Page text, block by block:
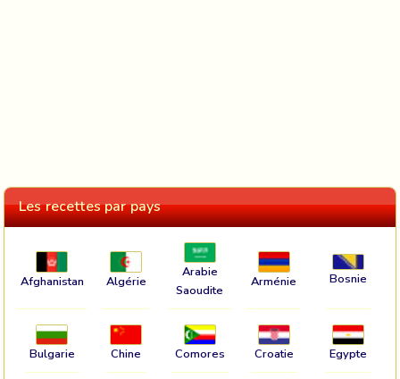
Les recettes par pays
Afghanistan Algérie
Arabie
Saoudite
Arménie Bosnie
Bulgarie Chine Comores Croatie Egypte